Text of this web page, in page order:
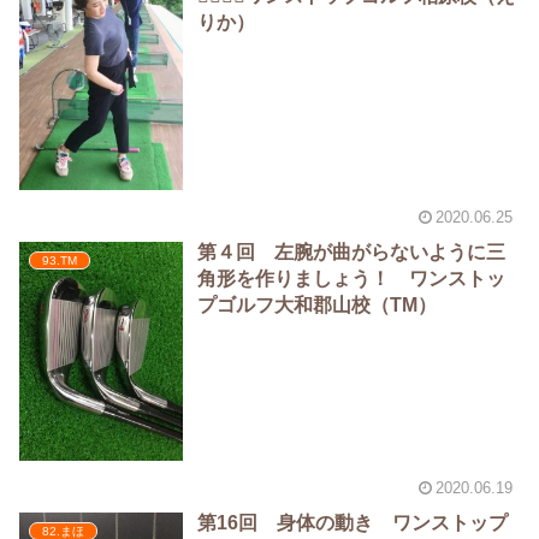
りか）
2020.06.25
93.TM
第４回 左腕が曲がらないように三
角形を作りましょう！ ワンストッ
プゴルフ大和郡山校（TM）
2020.06.19
82.まほ
第16回 身体の動き ワンストップ